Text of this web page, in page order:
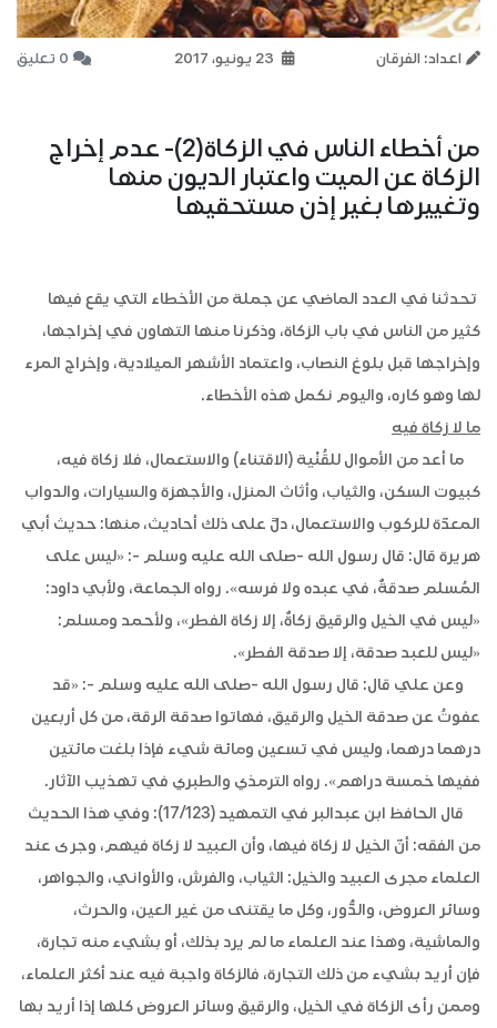
اعداد: الفرقان 0 تعليق
من أخطاء الناس في الزكاة(2)- عدم إخراج
الزكاة عن الميت واعتبار الديون منها
وتغييرها بغير إذن مستحقيها
تحدثنا في العدد الماضي عن جملة من الأخطاء التي يقع فيها
كثير من الناس في باب الزكاة، وذكرنا منها التهاون في إخراجها،
وإخراجها قبل بلوغ النصاب، واعتماد الأشهر الميلادية، وإخراج المرء
لها وهو كاره، واليوم نكمل هذه الأخطاء.
ما لا زكاة فيه
ما أعد من الأموال للقُنْية (الاقتناء) والاستعمال، فلا زكاة فيه،
كبيوت السكن، والثياب، وأثاث المنزل، والأجهزة والسيارات، والدواب
المعدّة للركوب والاستعمال، دلَّ على ذلك أحاديث، منها: حديث أبي
هريرة قال: قال رسول الله -صلى الله عليه وسلم -: «ليس على
المُسلم صدقةٌ، في عبده ولا فرسه». رواه الجماعة، ولأبي داود:
«ليس في الخيل والرقيق زكاةٌ، إلا زكاة الفطر»، ولأحمد ومسلم:
«ليس للعبد صدقة، إلا صدقة الفطر».
وعن علي قال: قال رسول الله -صلى الله عليه وسلم -: «قد
عفوتُ عن صدقة الخيل والرقيق، فهاتوا صدقة الرقة، من كل أربعين
درهما درهما، وليس في تسعين ومائة شيء فإذا بلغت مائتين
ففيها خمسة دراهم». رواه الترمذي والطبري في تهذيب الآثار.
قال الحافظ ابن عبدالبر في التمهيد (17/123): وفي هذا الحديث
من الفقه: أنّ الخيل لا زكاة فيها، وأن العبيد لا زكاة فيهم، وجرى عند
العلماء مجرى العبيد والخيل: الثياب، والفرش، والأواني، والجواهر،
وسائر العروض، والدُّور، وكل ما يقتنى من غير العين، والحرث،
والماشية، وهذا عند العلماء ما لم يرد بذلك، أو بشيء منه تجارة،
فإن أريد بشيء من ذلك التجارة، فالزكاة واجبة فيه عند أكثر العلماء،
وممن رأى الزكاة في الخيل، والرقيق وسائر العروض كلها إذا أريد بها